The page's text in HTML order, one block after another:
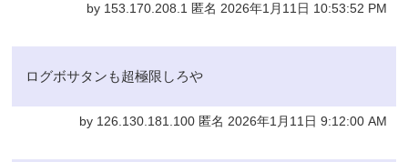
by 153.170.208.1 匿名 2026年1月11日 10:53:52 PM
ログボサタンも超極限しろや
by 126.130.181.100 匿名 2026年1月11日 9:12:00 AM